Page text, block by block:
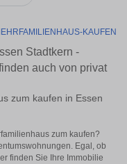
KAUFEN
Stadtkern -
auch von privat
zum kaufen in Essen
zum kaufen?
Egal, ob
finden Sie Ihre Immobilie